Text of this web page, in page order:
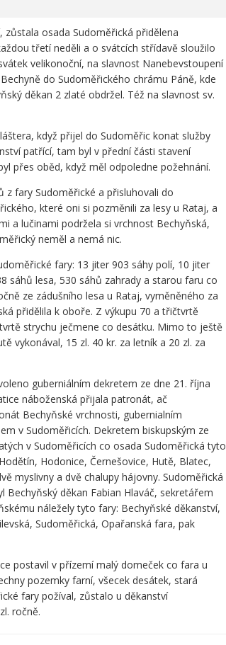
osada Sudoměřická přidělena
třetí neděli a o svátcích střídavě sloužilo
velikonoční, na slavnost Nanebevstoupení
do Sudoměřického chrámu Páně, kde
děkan 2 zlaté obdržel. Též na slavnost sv.
když přijel do Sudoměřic konat služby
patřící, tam byl v přední části stavení
přes oběd, když měl odpoledne požehnání.
z fary Sudoměřické a přisluhovali do
které oni si pozměnili za lesy u Rataj, a
a lučinami podržela si vrchnost Bechyňská,
neměl a nemá nic.
fary: 13 jiter 903 sáhy polí, 10 jiter
sáhů lesa, 530 sáhů zahrady a starou faru co
ze zádušního lesa u Rataj, vyměněného za
přidělila k oboře. Z výkupu 70 a třičtvrtě
strychu ječmene co desátku. Mimo to ještě
vykonával, 15 zl. 40 kr. za letník a 20 zl. za
guberniálním dekretem ze dne 21. října
náboženská přijala patronát, ač
Bechyňské vrchnosti, gubernialním
v Sudoměřicích. Dekretem biskupským ze
v Sudoměřicích co osada Sudoměřická tyto
Hodonice, Černešovice, Hutě, Blatec,
myslivny a dvě chalupy hájovny. Sudoměřická
děkan Fabian Hlaváč, sekretářem
náležely tyto fary: Bechyňské děkanství,
Sudoměřická, Opařanská fara, pak
postavil v přízemí malý domeček co fara u
pozemky farní, všecek desátek, stará
fary požíval, zůstalo u děkanství
ročně.